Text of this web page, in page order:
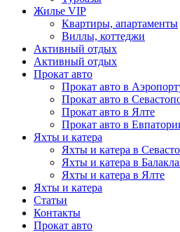
Жилье VIP
Квартиры, апартаменты
Виллы, коттеджи
Активный отдых
Активный отдых
Прокат авто
Прокат авто в
Прокат авто в
Прокат авто в Ялте
Прокат авто в
Яхты и катера
Яхты и катера в
Яхты и катера в
Яхты и катера в Ялте
Яхты и катера
Статьи
Контакты
Прокат авто